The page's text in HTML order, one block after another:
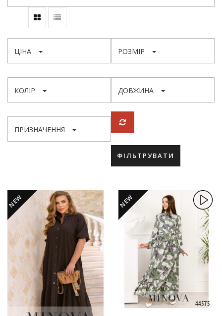
ЦІНА РОЗМІР
КОЛІР ДОВЖИНА
ПРИЗНАЧЕННЯ
ФІЛЬТРУВАТИ
NEW NEW